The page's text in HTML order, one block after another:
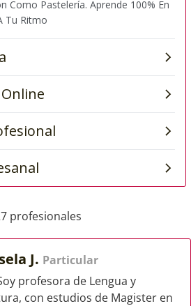
profesionales
J. Particular
profesora de Lengua y
con estudios de Magister en